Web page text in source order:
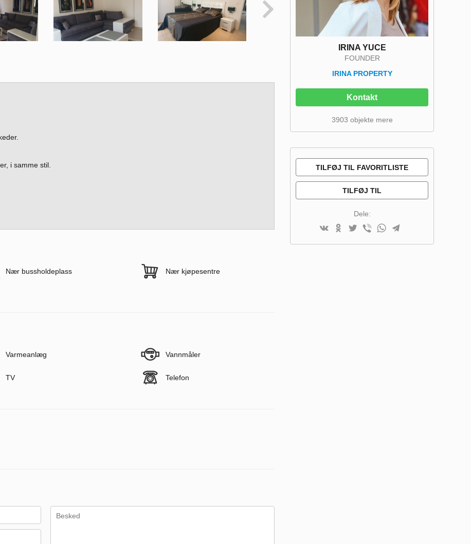
i samme stil.
Nær bussholdeplass Nær kjøpesentre
Varmeanlæg Vannmåler
TV Telefon
IRINA YUCE
FOUNDER
IRINA PROPERTY
Kontakt
3903 objekte mere
TILFØJ TIL FAVORITLISTE
TILFØJ TIL
Dele: